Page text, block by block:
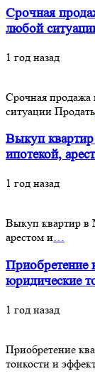
Срочная
любой
1 год назад
Срочная
ситуации Продать
Выкуп
ипотекой,
1 год назад
Выкуп квартир в
арестом и…
Приобретение
юридические
1 год назад
Приобретение
тонкости и